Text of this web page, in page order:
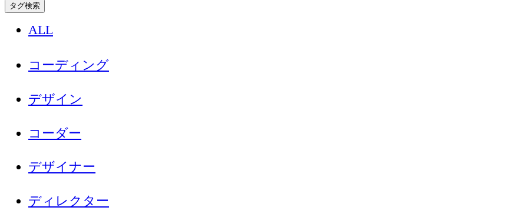
タグ検索
ALL
コーディング
デザイン
コーダー
デザイナー
ディレクター